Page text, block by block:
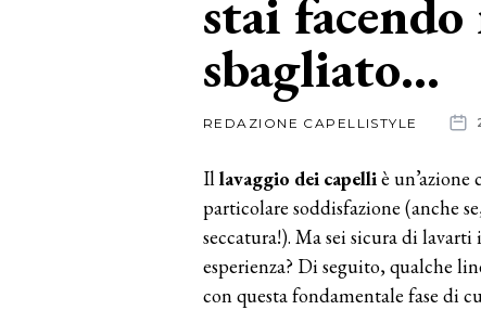
stai
sbagliato…
REDAZIONE CAPELLISTYLE
Il lavaggio dei capelli è
particolare soddisfazione (anche
seccatura!). Ma sei sicura di
esperienza? Di seguito, qualche
con questa fondamentale fase di